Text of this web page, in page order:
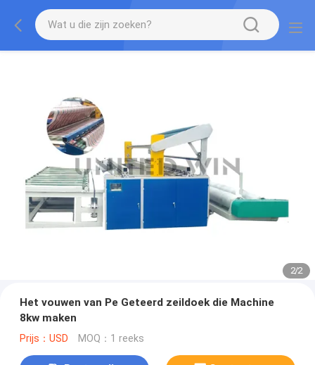
2/2
Het vouwen van Pe Geteerd zeildoek die Machine
8kw maken
Prijs：USD MOQ：1 reeks